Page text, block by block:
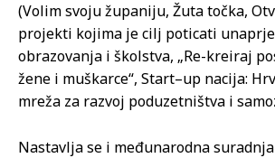
(Volim svoju županiju, Žuta točka,
projekti kojima je cilj poticati
obrazovanja i školstva, „Re-kreiraj
žene i muškarce“, Start–up nacija:
mreža za razvoj poduzetništva i
Nastavlja se i međunarodna